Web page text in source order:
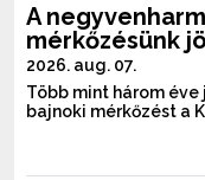
A
mérkőzésünk
2026. aug. 07.
Több mint három
bajnoki mérkőzést a